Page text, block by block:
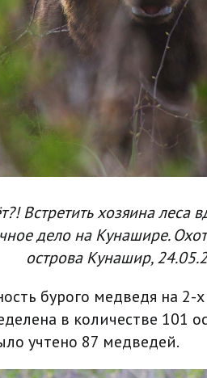
Встретить хозяина леса
дело на Кунашире.
острова Кунашир,
бурого медведя на 2-
в количестве 101
учтено 87 медведей.